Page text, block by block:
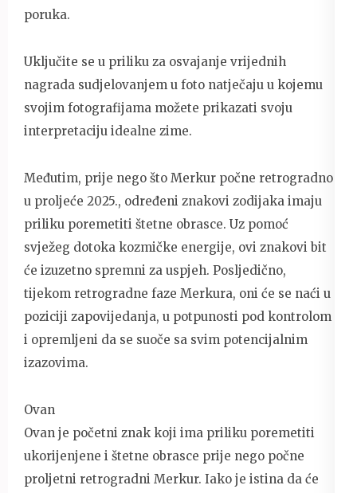
poruka.
Uključite se u priliku za osvajanje vrijednih
nagrada sudjelovanjem u foto natječaju u kojemu
svojim fotografijama možete prikazati svoju
interpretaciju idealne zime.
Međutim, prije nego što Merkur počne retrogradno
u proljeće 2025., određeni znakovi zodijaka imaju
priliku poremetiti štetne obrasce. Uz pomoć
svježeg dotoka kozmičke energije, ovi znakovi bit
će izuzetno spremni za uspjeh. Posljedično,
tijekom retrogradne faze Merkura, oni će se naći u
poziciji zapovijedanja, u potpunosti pod kontrolom
i opremljeni da se suoče sa svim potencijalnim
izazovima.
Ovan
Ovan je početni znak koji ima priliku poremetiti
ukorijenjene i štetne obrasce prije nego počne
proljetni retrogradni Merkur. Iako je istina da će